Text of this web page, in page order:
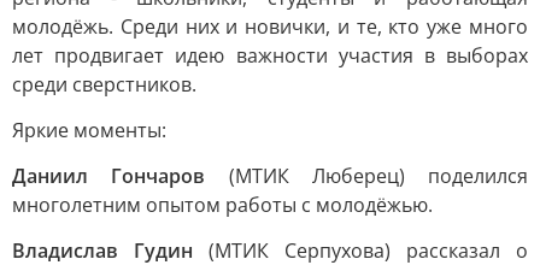
молодёжь. Среди них и новички, и те, кто уже много
лет продвигает идею важности участия в выборах
среди сверстников.
Яркие моменты:
Даниил Гончаров (МТИК Люберец) поделился
многолетним опытом работы с молодёжью.
Владислав Гудин (МТИК Серпухова) рассказал о